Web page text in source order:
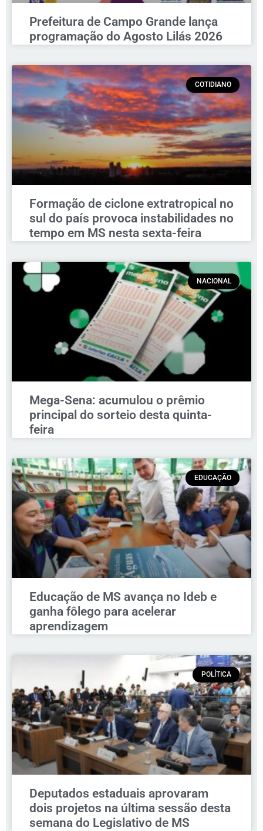
Prefeitura de Campo Grande lança
programação do Agosto Lilás 2026
COTIDIANO
Formação de ciclone extratropical no
sul do país provoca instabilidades no
tempo em MS nesta sexta-feira
NACIONAL
Mega-Sena: acumulou o prêmio
principal do sorteio desta quinta-
feira
EDUCAÇÃO
Educação de MS avança no Ideb e
ganha fôlego para acelerar
aprendizagem
POLÍTICA
Deputados estaduais aprovaram
dois projetos na última sessão desta
semana do Legislativo de MS